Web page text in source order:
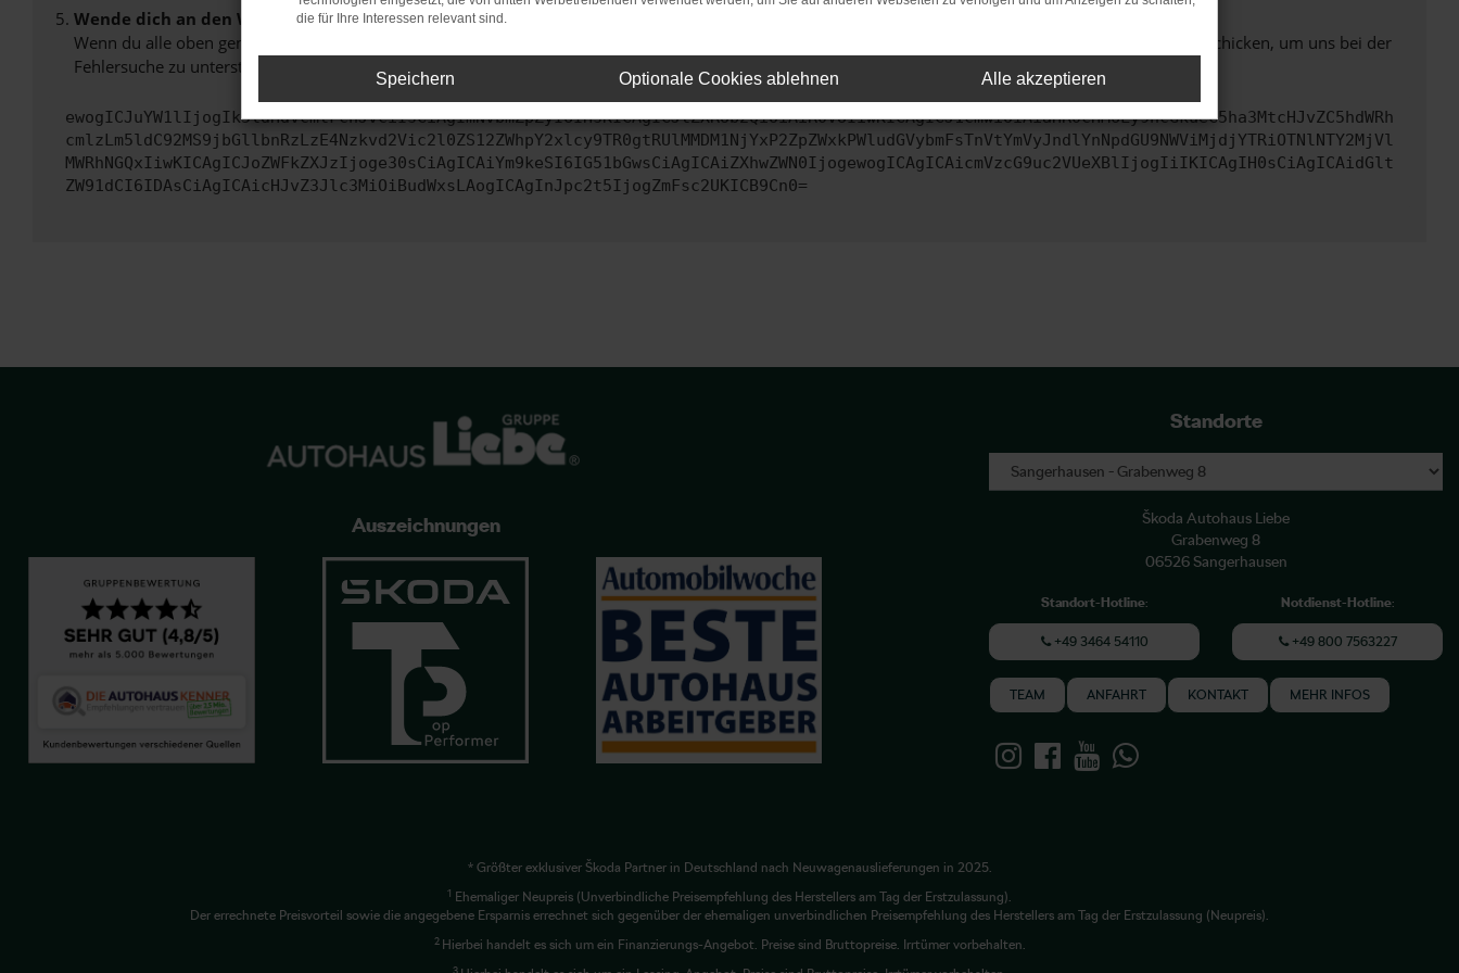
Wende dich an den Webseitenbetreiber.
Wenn du alle oben genannten Schritte versucht hast, kontaktiere uns bitte. Wir werden versuchen, das Problem zu beheben. Du kannst uns diesen Text schicken, um uns bei der
Fehlersuche zu unterstützen:
ewogICJuYW1lIjogIk5ldHdvcmtFcnJvciIsCiAgImNvbmZpZyI6IHsKICAgICJtZXRob2QiOiAiR0VUIiwKICAgICJ1cmwiOiAiaHR0cHM6Ly9hcGkueC5ha3MtcHJvZC5hdWRh
cmlzLm5ldC92MS9jbGllbnRzLzE4Nzkvd2Vic2l0ZS12ZWhpY2xlcy9TR0gtRUlMMDM1NjYxP2ZpZWxkPWludGVybmFsTnVtYmVyJndlYnNpdGU9NWViMjdjYTRiOTNlNTY2MjVl
MWRhNGQxIiwKICAgICJoZWFkZXJzIjoge30sCiAgICAiYm9keSI6IG51bGwsCiAgICAiZXhwZWN0IjogewogICAgICAicmVzcG9uc2VUeXBlIjogIiIKICAgIH0sCiAgICAidGlt
ZW91dCI6IDAsCiAgICAicHJvZ3Jlc3MiOiBudWxsLAogICAgInJpc2t5IjogZmFsc2UKICB9Cn0=
Auszeichnungen
Standorte
Škoda Autohaus Liebe
Grabenweg 8
06526 Sangerhausen
Standort-Hotline:
+49 3464 54110
Notdienst-Hotline:
+49 800 7563227
TEAM ANFAHRT KONTAKT MEHR INFOS
* Größter exklusiver Škoda Partner in Deutschland nach Neuwagenauslieferungen in 2025.
1 Ehemaliger Neupreis (Unverbindliche Preisempfehlung des Herstellers am Tag der Erstzulassung).
Der errechnete Preisvorteil sowie die angegebene Ersparnis errechnet sich gegenüber der ehemaligen unverbindlichen Preisempfehlung des Herstellers am Tag der Erstzulassung (Neupreis).
2 Hierbei handelt es sich um ein Finanzierungs-Angebot. Preise sind Bruttopreise. Irrtümer vorbehalten.
3
die für Ihre Interessen relevant sind.
Speichern Optionale Cookies ablehnen Alle akzeptieren